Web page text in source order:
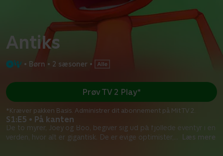
Antiks
• Børn • 2 sæsoner •
S1:E5 • På kanten
De to myrer, Joey og Boo, begiver sig ud på fjollede eventyr i en
verden, hvor alt er gigantisk. De er evige optimister,
Læs mere
Prøv TV 2 Play*
*Kræver pakken Basis. Administrer dit abonnement på Mit TV 2.